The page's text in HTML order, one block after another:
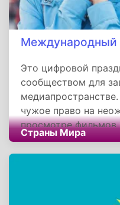
Международный
Это цифровой
сообществом для
чужое право на
просмотре фильмов
мемы, челленджи и
напоминает:
тайны сюжета, мы
Страны Мира